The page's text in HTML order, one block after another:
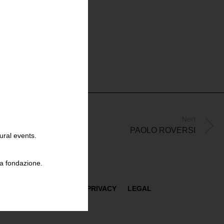
PAOLO ROVERSI
PRIVACY LEGAL
events.
fondazione.